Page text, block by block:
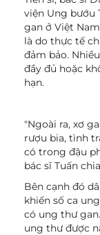
viện Ung bướu
gan ở Việt
là do thực tế
đảm bảo.
đầy đủ hoặc
hạn.
"Ngoài ra, xơ
rượu bia, tình
có trong đậu
bác sĩ Tuấn
Bên cạnh đó
khiến số ca
có ung thư
ung thư được